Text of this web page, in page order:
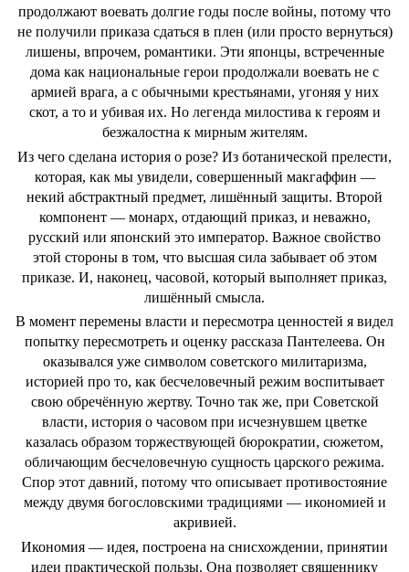
продолжают воевать долгие годы после войны, потому что
не получили приказа сдаться в плен (или просто вернуться)
лишены, впрочем, романтики. Эти японцы, встреченные
дома как национальные герои продолжали воевать не с
армией врага, а с обычными крестьянами, угоняя у них
скот, а то и убивая их. Но легенда милостива к героям и
безжалостна к мирным жителям.
Из чего сделана история о розе? Из ботанической прелести,
которая, как мы увидели, совершенный макгаффин —
некий абстрактный предмет, лишённый защиты. Второй
компонент — монарх, отдающий приказ, и неважно,
русский или японский это император. Важное свойство
этой стороны в том, что высшая сила забывает об этом
приказе. И, наконец, часовой, который выполняет приказ,
лишённый смысла.
В момент перемены власти и пересмотра ценностей я видел
попытку пересмотреть и оценку рассказа Пантелеева. Он
оказывался уже символом советского милитаризма,
историей про то, как бесчеловечный режим воспитывает
свою обречённую жертву. Точно так же, при Советской
власти, история о часовом при исчезнувшем цветке
казалась образом торжествующей бюрократии, сюжетом,
обличающим бесчеловечную сущность царского режима.
Спор этот давний, потому что описывает противостояние
между двумя богословскими традициями — икономией и
акривией.
Икономия — идея, построена на снисхождении, принятии
идеи практической пользы. Она позволяет священнику